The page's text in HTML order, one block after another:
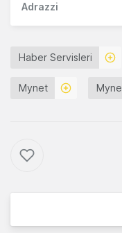
Adrazzi
Haber Servisleri
Mynet